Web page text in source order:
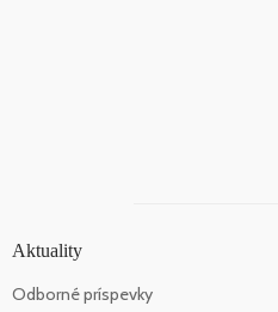
Aktuality
Odborné príspevky